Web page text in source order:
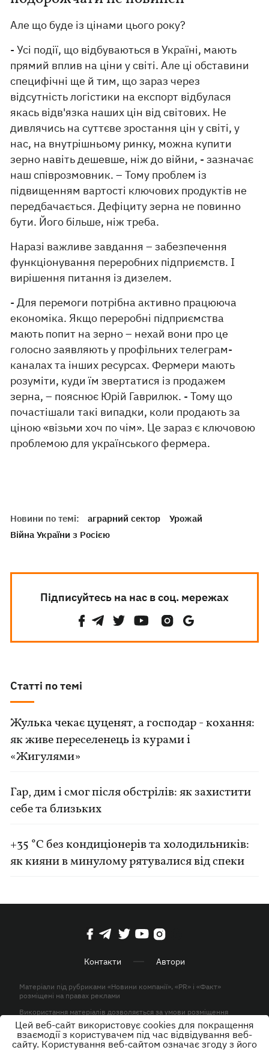
Але що буде із цінами цього року?
- Усі події, що відбуваються в Україні, мають
прямий вплив на ціни у світі. Але ці обставини
специфічні ще й тим, що зараз через
відсутність логістики на експорт відбулася
якась відв'язка наших цін від світових. Не
дивлячись на суттєве зростання цін у світі, у
нас, на внутрішньому ринку, можна купити
зерно навіть дешевше, ніж до війни, - зазначає
наш співрозмовник. – Тому проблем із
підвищенням вартості ключових продуктів не
передбачається. Дефіциту зерна не повинно
бути. Його більше, ніж треба.
Наразі важливе завдання – забезпечення
функціонування переробних підприємств. І
вирішення питання із дизелем.
- Для перемоги потрібна активно працююча
економіка. Якщо переробні підприємства
мають попит на зерно – нехай вони про це
голосно заявляють у профільних телеграм-
каналах та інших ресурсах. Фермери мають
розуміти, куди їм звертатися із продажем
зерна, – пояснює Юрій Гаврилюк. - Тому що
почастішали такі випадки, коли продають за
ціною «візьми хоч по чім». Це зараз є ключовою
проблемою для українського фермера.
Новини по темі: аграрний сектор
Урожай
Війна України з Росією
Підписуйтесь на нас в соц. мережах
Статті по темі
Жулька чекає цуценят, а господар - кохання:
як живе переселенець із курами і
«Жигулями»
Гар, дим і смог після обстрілів: як захистити
себе та близьких
+35 °C без кондиціонерів та холодильників:
як кияни в минулому рятувалися від спеки
Контакти Автори
Матеріали під рубриками «Новини компанії», «PR» і «Факт»
розміщені на правах реклами
Використання матеріалів дозволяється за умови розміщення
активного гіперпосилання на KP.UA в першому абзаці.
© ТОВ «ЮЛАВ МЕДІА» 2026. Всі права захищені.
Цей веб-сайт використовує cookies для покращення
взаємодії з користувачем під час відвідування веб-
сайту. Користування веб-сайтом означає згоду з його